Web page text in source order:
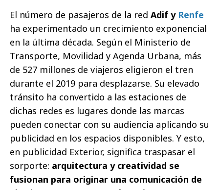
El número de pasajeros de la red Adif y Renfe
ha experimentado un crecimiento exponencial
en la última década. Según el Ministerio de
Transporte, Movilidad y Agenda Urbana, más
de 527 millones de viajeros eligieron el tren
durante el 2019 para desplazarse. Su elevado
tránsito ha convertido a las estaciones de
dichas redes es lugares donde las marcas
pueden conectar con su audiencia aplicando su
publicidad en los espacios disponibles. Y esto,
en publicidad Exterior, significa traspasar el
sorporte: arquitectura y creatividad se
fusionan para originar una comunicación de